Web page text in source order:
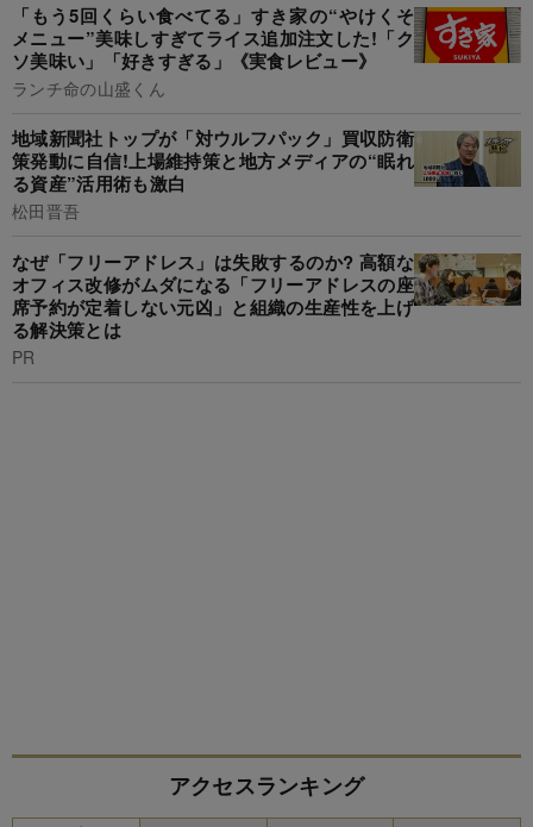
「もう5回くらい食べてる」すき家の“やけくそ
メニュー”美味しすぎてライス追加注文した!「ク
ソ美味い」「好きすぎる」《実食レビュー》
ランチ命の山盛くん
地域新聞社トップが「対ウルフパック」買収防衛
策発動に自信!上場維持策と地方メディアの“眠れ
る資産”活用術も激白
松田晋吾
なぜ「フリーアドレス」は失敗するのか? 高額な
オフィス改修がムダになる「フリーアドレスの座
席予約が定着しない元凶」と組織の生産性を上げ
る解決策とは
PR
アクセスランキング